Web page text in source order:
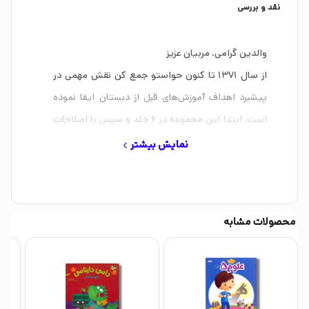
نقد و بررسی
والدین گرامی، مربیان عزیز
از سال 1371 تا کنون حواستو جمع کن نقش مهمی در
پیشبرد اهداف آموزش‌های قبل از دبستان ایفا نموده
است. ابتدا این مجموعه در 6 جلد و سپس با اصلاحات
مجموعه‌ی حواستو جمع کن به توضیح آن دسته از
فعالیت‌های آموزشی می‌پردازد که کودک شما با انجام
تقویت کند. این مجموعه‌ی کمک آموزشی می‌تواند
توسط اولیا و مربیان محترم در خانه و در مراکز
نمایش بیشتر
محصولات مشابه